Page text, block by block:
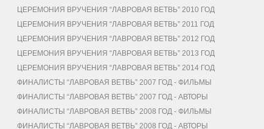
ЦЕРЕМОНИЯ ВРУЧЕНИЯ “ЛАВРОВАЯ ВЕТВЬ” 2010 ГОД
ЦЕРЕМОНИЯ ВРУЧЕНИЯ “ЛАВРОВАЯ ВЕТВЬ” 2011 ГОД
ЦЕРЕМОНИЯ ВРУЧЕНИЯ “ЛАВРОВАЯ ВЕТВЬ” 2012 ГОД
ЦЕРЕМОНИЯ ВРУЧЕНИЯ “ЛАВРОВАЯ ВЕТВЬ” 2013 ГОД
ЦЕРЕМОНИЯ ВРУЧЕНИЯ “ЛАВРОВАЯ ВЕТВЬ” 2014 ГОД
ФИНАЛИСТЫ “ЛАВРОВАЯ ВЕТВЬ” 2007 ГОД - ФИЛЬМЫ
ФИНАЛИСТЫ “ЛАВРОВАЯ ВЕТВЬ” 2007 ГОД - АВТОРЫ
ФИНАЛИСТЫ “ЛАВРОВАЯ ВЕТВЬ” 2008 ГОД - ФИЛЬМЫ
ФИНАЛИСТЫ “ЛАВРОВАЯ ВЕТВЬ” 2008 ГОД - АВТОРЫ